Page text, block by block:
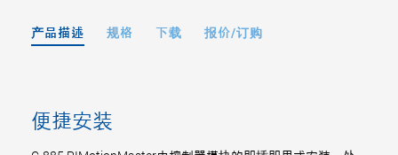
产品描述 规格 下载 报价/订购
便捷安装